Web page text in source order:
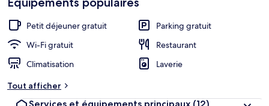
Petit déjeuner gratuit
Parking gratuit
Wi-Fi gratuit
Restaurant
Climatisation
Laverie
Tout afficher